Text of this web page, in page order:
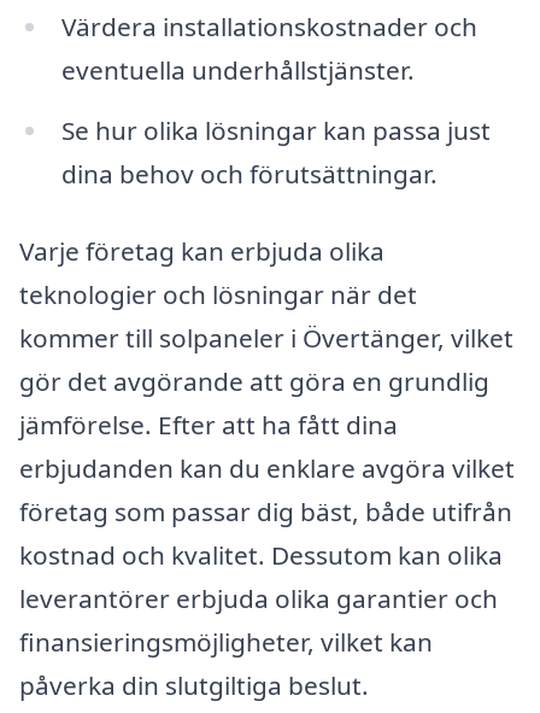
Värdera installationskostnader och
eventuella underhållstjänster.
Se hur olika lösningar kan passa just
dina behov och förutsättningar.
Varje företag kan erbjuda olika
teknologier och lösningar när det
kommer till solpaneler i Övertänger, vilket
gör det avgörande att göra en grundlig
jämförelse. Efter att ha fått dina
erbjudanden kan du enklare avgöra vilket
företag som passar dig bäst, både utifrån
kostnad och kvalitet. Dessutom kan olika
leverantörer erbjuda olika garantier och
finansieringsmöjligheter, vilket kan
påverka din slutgiltiga beslut.